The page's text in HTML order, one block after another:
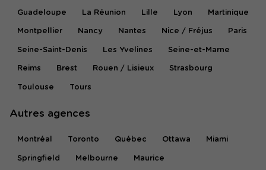
Guadeloupe La Réunion Lille Lyon Martinique
Montpellier Nancy Nantes Nice / Fréjus Paris
Seine-Saint-Denis Les Yvelines Seine-et-Marne
Reims Brest Rouen / Lisieux Strasbourg
Toulouse Tours
Autres agences
Montréal Toronto Québec Ottawa Miami
Springfield Melbourne Maurice